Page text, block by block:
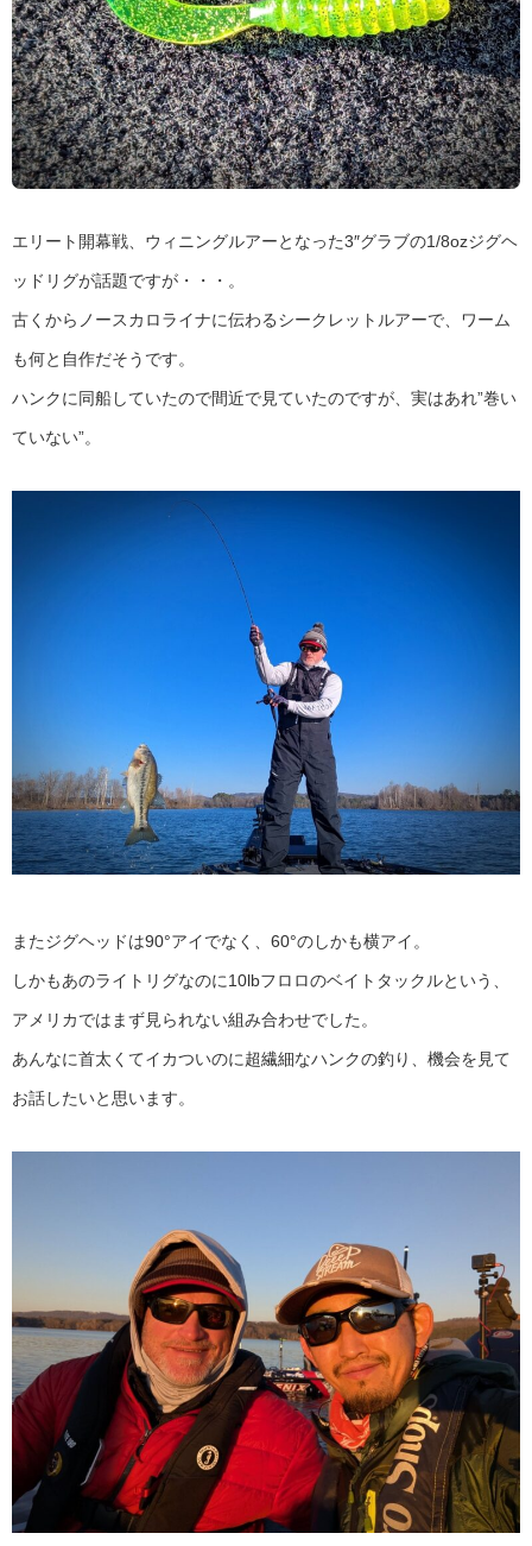
エリート開幕戦、ウィニングルアーとなった3″グラブの1/8ozジグヘ
ッドリグが話題ですが・・・。
古くからノースカロライナに伝わるシークレットルアーで、ワーム
も何と自作だそうです。
ハンクに同船していたので間近で見ていたのですが、実はあれ”巻い
ていない”。
またジグヘッドは90°アイでなく、60°のしかも横アイ。
しかもあのライトリグなのに10lbフロロのベイトタックルという、
アメリカではまず見られない組み合わせでした。
あんなに首太くてイカついのに超繊細なハンクの釣り、機会を見て
お話したいと思います。